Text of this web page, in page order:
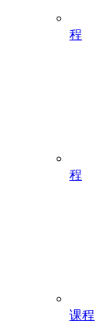
程
程
课程